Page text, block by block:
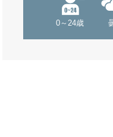
0～24歳